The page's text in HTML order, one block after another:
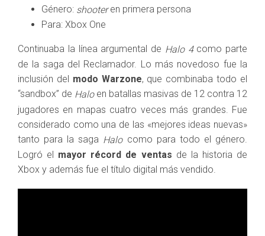
Género: shooteren primera persona
Para: Xbox One
Continuaba la línea argumental de Halo 4como parte
de la saga del Reclamador. Lo más novedoso fue la
inclusión del modo Warzone, que combinaba todo el
“sandbox” de Haloen batallas masivas de 12 contra 12
jugadores en mapas cuatro veces más grandes. Fue
considerado como una de las «mejores ideas nuevas»
tanto para la saga Halocomo para todo el género.
Logró el mayor récord de ventas de la historia de
Xbox y además fue el título digital más vendido.